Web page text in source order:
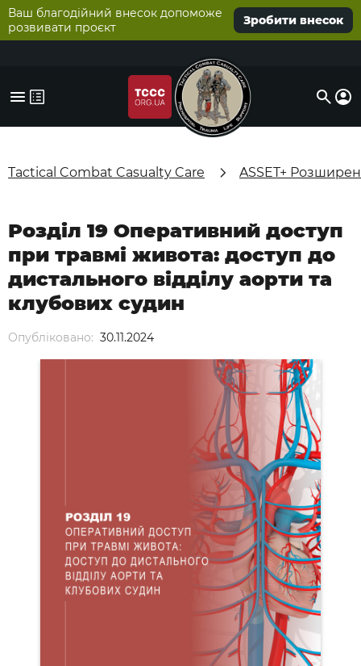
Ваш благодійний внесок допоможе
розвивати проєкт
Зробити внесок
Tactical Combat Casualty Care ASSET+
Опубліковано: 30.11.2024
Розділ 19 Оперативний доступ
при травмі живота: доступ до
дистального відділу аорти та
клубових судин